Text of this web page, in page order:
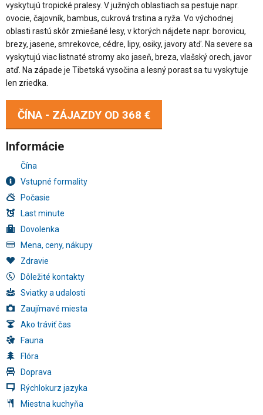
vyskytujú tropické pralesy. V južných oblastiach sa pestuje napr.
ovocie, čajovník, bambus, cukrová trstina a ryža. Vo východnej
oblasti rastú skôr zmiešané lesy, v ktorých nájdete napr. borovicu,
brezy, jasene, smrekovce, cédre, lipy, osiky, javory atď. Na severe sa
vyskytujú viac listnaté stromy ako jaseň, breza, vlašský orech, javor
atď. Na západe je Tibetská vysočina a lesný porast sa tu vyskytuje
len zriedka.
ČÍNA - ZÁJAZDY OD 368 €
Informácie
Čína
Vstupné formality
Počasie
Last minute
Dovolenka
Mena, ceny, nákupy
Zdravie
Dôležité kontakty
Sviatky a udalosti
Zaujímavé miesta
Ako tráviť čas
Fauna
Flóra
Doprava
Rýchlokurz jazyka
Miestna kuchyňa